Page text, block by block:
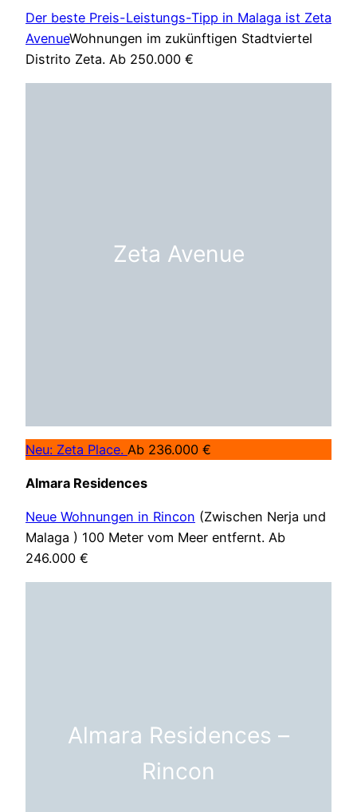
Der beste Preis-Leistungs-Tipp in Malaga ist Zeta
AvenueWohnungen im zukünftigen Stadtviertel
Distrito Zeta. Ab 250.000 €
Zeta Avenue
Neu: Zeta Place. Ab 236.000 €
Almara Residences
Neue Wohnungen in Rincon (Zwischen Nerja und
Malaga ) 100 Meter vom Meer entfernt. Ab
246.000 €
Almara Residences –
Rincon